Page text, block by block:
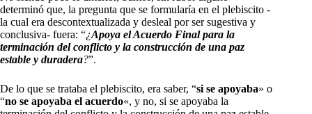
determinó que, la pregunta que se formularía en el plebiscito -
la cual era descontextualizada y desleal por ser sugestiva y
conclusiva- fuera: “¿Apoya el Acuerdo Final para la
terminación del conflicto y la construcción de una paz
estable y duradera?”.
De lo que se trataba el plebiscito, era saber, “si se apoyaba» o
“no se apoyaba el acuerdo«, y no, si se apoyaba la